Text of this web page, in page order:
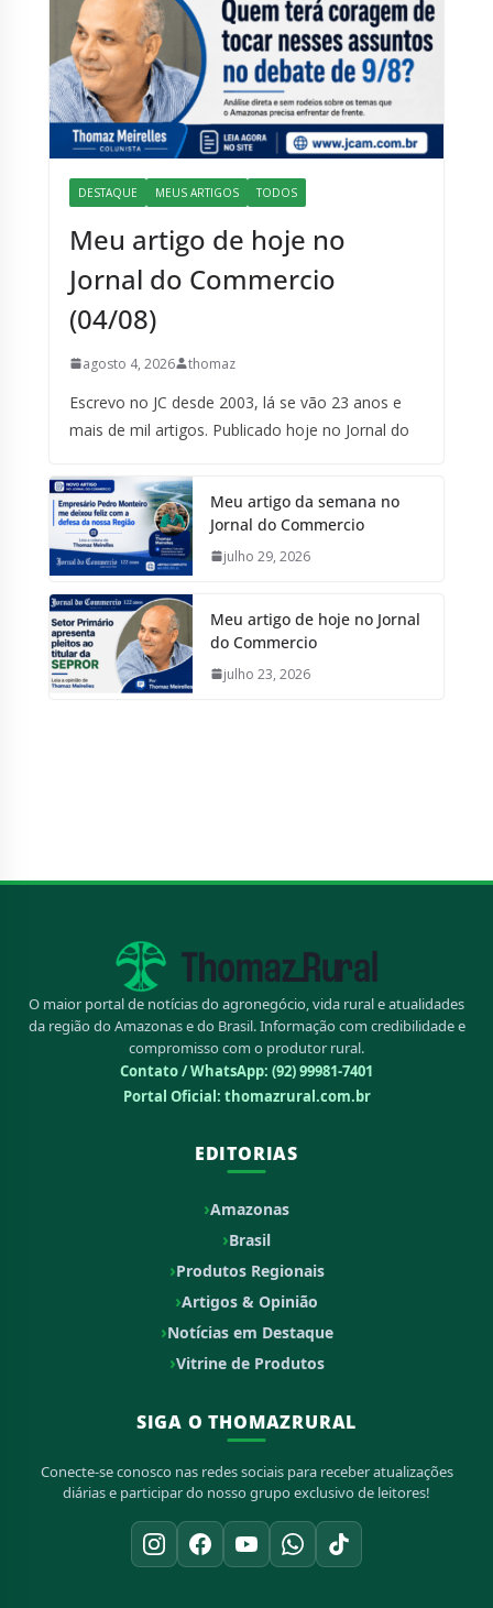
DESTAQUE MEUS ARTIGOS TODOS
Meu artigo de hoje no
Jornal do Commercio
(04/08)
agosto 4, 2026 thomaz
Escrevo no JC desde 2003, lá se vão 23 anos e
mais de mil artigos. Publicado hoje no Jornal do
Meu artigo da semana no
Jornal do Commercio
julho 29, 2026
Meu artigo de hoje no Jornal
do Commercio
julho 23, 2026
O maior portal de notícias do agronegócio, vida rural e atualidades
da região do Amazonas e do Brasil. Informação com credibilidade e
compromisso com o produtor rural.
Contato / WhatsApp: (92) 99981-7401
Portal Oficial: thomazrural.com.br
EDITORIAS
Amazonas
Brasil
Produtos Regionais
Artigos & Opinião
Notícias em Destaque
Vitrine de Produtos
SIGA O THOMAZRURAL
Conecte-se conosco nas redes sociais para receber atualizações
diárias e participar do nosso grupo exclusivo de leitores!